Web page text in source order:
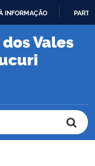
INFORMAÇÃO
Vales